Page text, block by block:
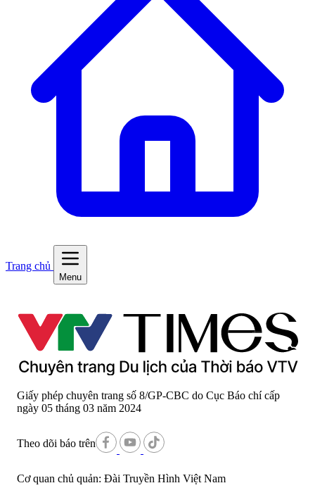
Trang chủ
Menu
Giấy phép chuyên trang số 8/GP-CBC do Cục Báo chí cấp
ngày 05 tháng 03 năm 2024
Theo dõi báo trên
Cơ quan chủ quản: Đài Truyền Hình Việt Nam